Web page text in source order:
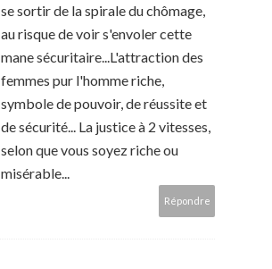
se sortir de la spirale du chômage,
au risque de voir s'envoler cette
mane sécuritaire...L'attraction des
femmes pur l'homme riche,
symbole de pouvoir, de réussite et
de sécurité... La justice à 2 vitesses,
selon que vous soyez riche ou
misérable...
Répondre